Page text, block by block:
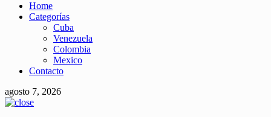
Home
Categorías
Cuba
Venezuela
Colombia
Mexico
Contacto
agosto 7, 2026